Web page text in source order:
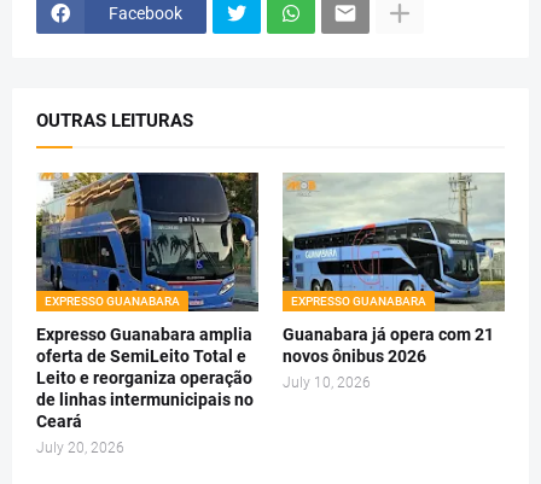
Facebook
OUTRAS LEITURAS
EXPRESSO GUANABARA
Expresso Guanabara amplia
oferta de SemiLeito Total e
Leito e reorganiza operação
de linhas intermunicipais no
Ceará
July 20, 2026
EXPRESSO GUANABARA
Guanabara já opera com 21
novos ônibus 2026
July 10, 2026